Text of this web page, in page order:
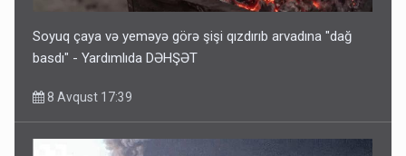
Soyuq çaya və yeməyə görə şişi qızdırıb arvadına "dağ
basdı" - Yardımlıda DƏHŞƏT
8 Avqust 17:39